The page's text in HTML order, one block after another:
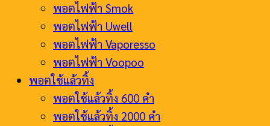
พอตไฟฟ้า Smok
พอตไฟฟ้า Uwell
พอตไฟฟ้า Vaporesso
พอตไฟฟ้า Voopoo
พอตใช้แล้วทิ้ง
พอตใช้แล้วทิ้ง 600 คำ
พอตใช้แล้วทิ้ง 2000 คำ